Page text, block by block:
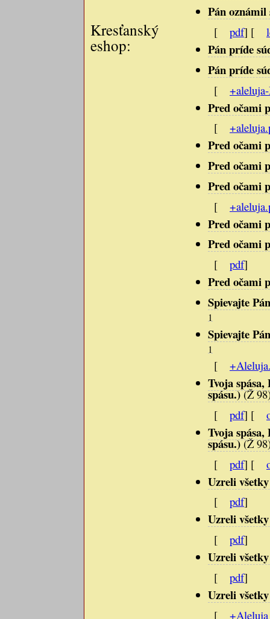
Pán oznámil
[ pdf] [
Pán príde
Pán príde
[
Pred očami
[
Pred očami
Pred očami
Pred očami
[
Pred očami
Pred očami
[ pdf]
Pred očami
Spievajte
1
Spievajte
1
[
Tvoja
spásu.)(Ž
[
pdf] [
Tvoja
spásu.)(Ž
[
pdf] [
Uzreli
[ pdf]
Uzreli
[ pdf]
Uzreli
[ pdf]
Uzreli
[
Kresťanský
eshop: